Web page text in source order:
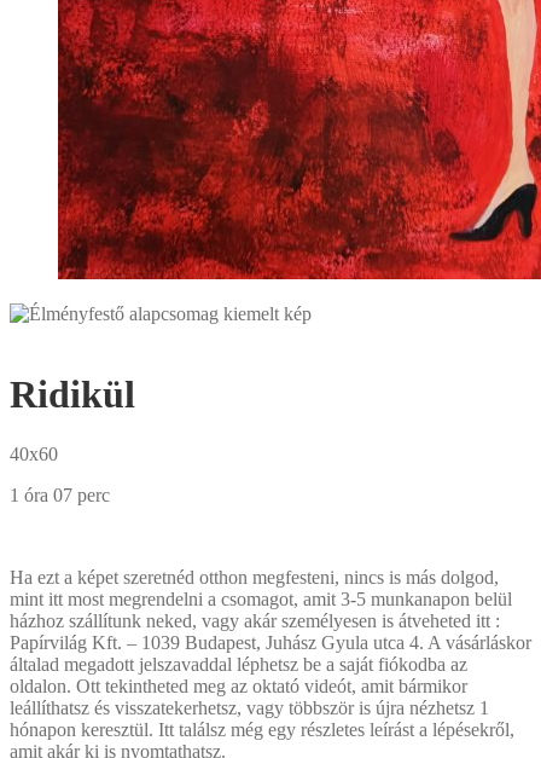
Ridikül
40x60
1 óra 07 perc
Ha ezt a képet szeretnéd otthon megfesteni, nincs is más dolgod,
mint itt most megrendelni a csomagot, amit 3-5 munkanapon belül
házhoz szállítunk neked, vagy akár személyesen is átveheted itt :
Papírvilág Kft. – 1039 Budapest, Juhász Gyula utca 4. A vásárláskor
általad megadott jelszavaddal léphetsz be a saját fiókodba az
oldalon. Ott tekintheted meg az oktató videót, amit bármikor
leállíthatsz és visszatekerhetsz, vagy többször is újra nézhetsz 1
hónapon keresztül. Itt találsz még egy részletes leírást a lépésekről,
amit akár ki is nyomtathatsz.